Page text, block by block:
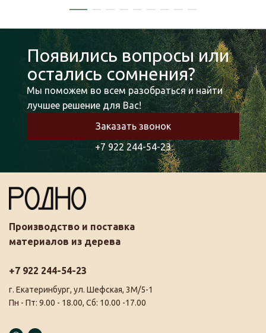
Появились вопросы или
остались сомнения?
Мы поможем во всем разобраться и найти
лучшее решение для Вас!
Заказать звонок
+7 922 244-54-23
Производство и поставка
материалов из дерева
+7 922 244-54-23
г. Екатеринбург, ул. Шефская, 3М/5-1
Пн - Пт: 9.00 - 18.00, Сб: 10.00 -17.00